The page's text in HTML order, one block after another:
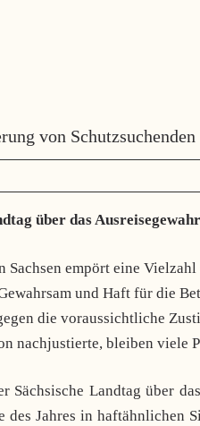
von Schutzsuchenden
über das
Sachsen empört eine
und Haft für die
die voraussichtliche
nachjustierte, bleiben viele
Landtag über
des Jahres in